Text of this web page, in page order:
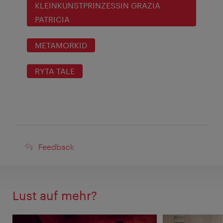
KLEINKUNSTPRINZESSIN GRAZIA
PATRICIA
METAMORKID
RYTA TALE
Feedback
Feedback
Lust auf mehr?